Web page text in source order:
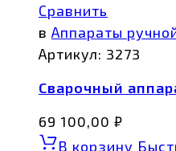
Сравнить
в Аппараты
Артикул: 3273
Сварочный
69 100,00 ₽
В корзину